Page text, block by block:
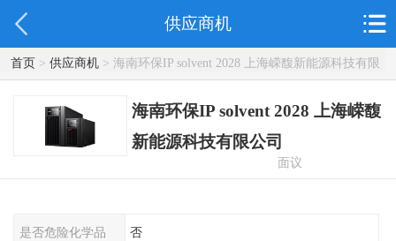
供应商机
首页> 供应商机> 海南环保IP solvent 2028 上海嵘馥新能源科技有限
公司
海南环保IP solvent 2028 上海嵘馥
新能源科技有限公司
面议
是否危险化学品 否